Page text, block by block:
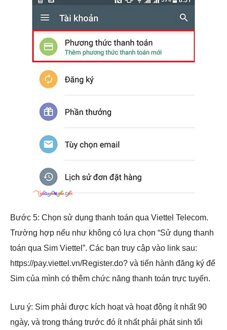
Bước 5: Chọn sử dụng thanh toán qua Viettel Telecom.
Trường hợp nếu như không có lựa chọn “Sử dụng thanh
toán qua Sim Viettel”. Các bạn truy cập vào link sau:
https://pay.viettel.vn/Register.do? và tiến hành đăng ký để
Sim của mình có thêm chức năng thanh toán trực tuyến.
Lưu ý: Sim phải được kích hoạt và hoạt động ít nhất 90
ngày, và trong tháng trước đó ít nhất phải phát sinh tổi